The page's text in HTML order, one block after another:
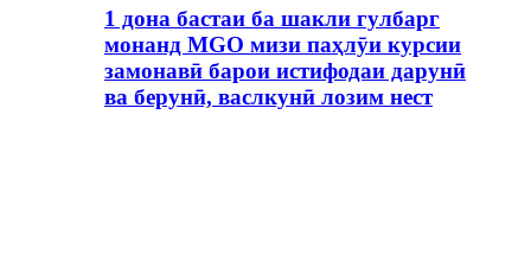
1 дона бастаи ба шакли гулбарг
монанд MGO мизи паҳлӯи курсии
замонавӣ барои истифодаи дарунӣ
ва берунӣ, васлкунӣ лозим нест